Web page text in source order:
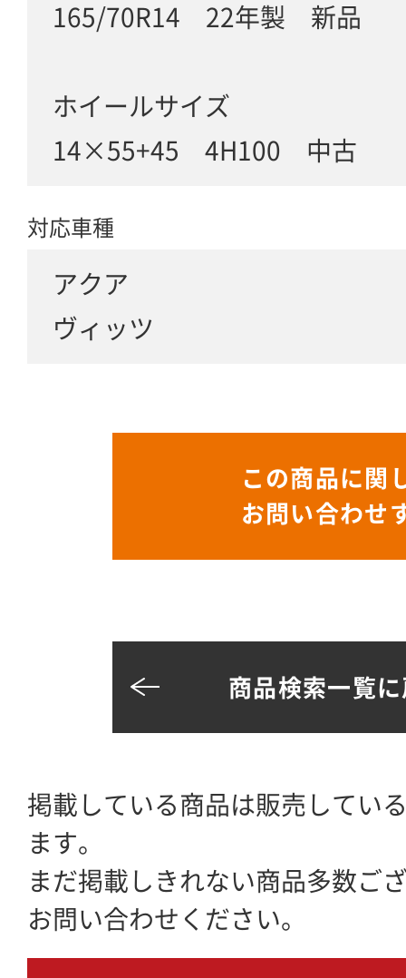
165/70R14 22年製 新品
ホイールサイズ
14×55+45 4H100 中古
対応車種
アクア
ヴィッツ
この商品に関
お問い合わせ
商品検索一覧
掲載している商品は販売してい
ます。
まだ掲載しきれない商品多数ご
お問い合わせください。